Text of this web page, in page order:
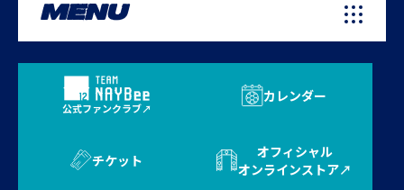
MENU
公式ファンクラブ
カレンダー
チケット
オフィシャル
オンラインストア